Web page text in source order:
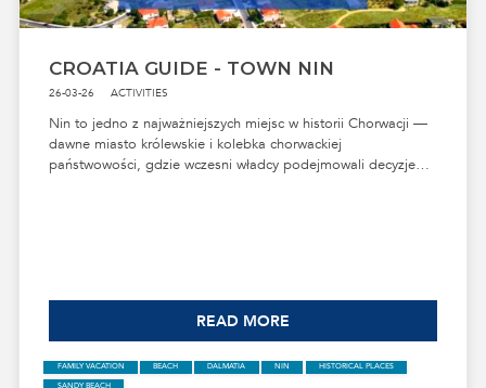
CULTURAL EVENTS
CROATIA GUIDE - TOWN NIN
26-03-26 ACTIVITIES
Nin to jedno z najważniejszych miejsc w historii Chorwacji —
dawne miasto królewskie i kolebka chorwackiej
państwowości, gdzie wczesni władcy podejmowali decyzje
READ MORE